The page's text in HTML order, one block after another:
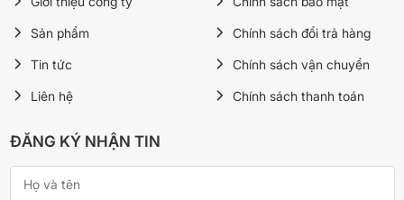
IClean,… đảm bảo mang đến trải nghiệm không gian mát lạnh, dễ
chịu và tiết kiệm điện hiệu quả.
Máy lạnh Casper Inverter 1 HP GC-09IB36
Máy lạnh LG Inverter 1.5 HP IPC12M1
Máy lạnh LG Inverter 1.5 HP IDC12M1
Sản phẩm
Tin tức
Liên hệ
Chính sách đổi trả hàng
Chính sách vận chuyển
Chính sách thanh toán
ĐĂNG KÝ NHẬN TIN